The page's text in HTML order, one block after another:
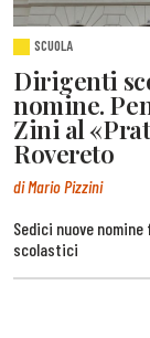
SCUOLA
Dirigenti
nomine.
Zini al
Rovereto
di Mario Pizzini
Sedici nuove
scolastici